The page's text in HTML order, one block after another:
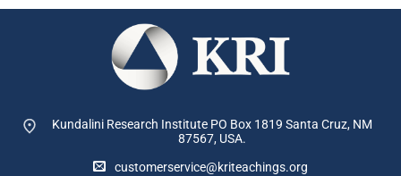
Kundalini Research Institute PO Box 1819 Santa Cruz, NM
87567, USA.
customerservice@kriteachings.org